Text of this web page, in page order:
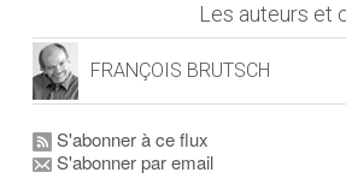
Les auteurs et
FRANÇOIS BRUTSCH
S'abonner à ce flux
S'abonner par email